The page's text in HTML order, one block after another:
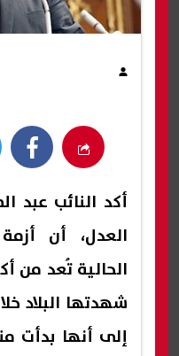
أكد النائب عبد
العدل، أن أزمة
الحالية تُعد من
شهدتها البلاد
إلى أنها بدأت